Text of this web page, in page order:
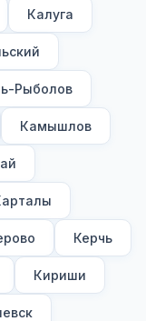
Калуга
Рыболов
Камышлов
Керчь
Кириши